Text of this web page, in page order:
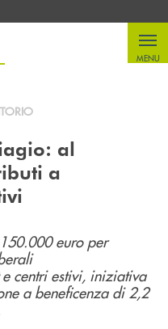
MENU
al
a
euro per
centri estivi, iniziativa
a beneficenzadi 2,2